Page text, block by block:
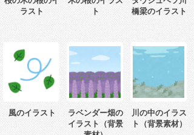
ラスト
ト
橋梁のイラスト
風のイラスト
ラベンダー畑の
イラスト（背景
川の中のイラス
ト（背景素材）